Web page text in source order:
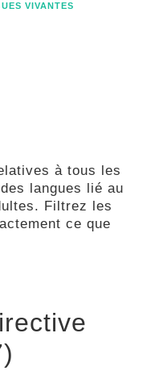
VIVANTES
à tous les
langues lié au
Filtrez les
ce que